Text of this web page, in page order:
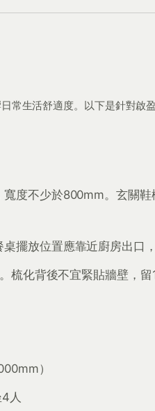
常生活舒適度。以下是針對啟
度不少於800mm。玄關
擺放位置應靠近廚房出口
梳化背後不宜緊貼牆壁，
）
人